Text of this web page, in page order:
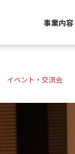
事業内容
イベント・交流会